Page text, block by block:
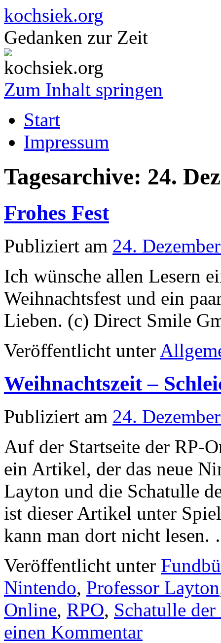
kochsiek.org
Gedanken zur Zeit
Zum Inhalt springen
Start
Impressum
Tagesarchive: 24.
Frohes Fest
Publiziert am 24.
Ich wünsche allen Lesern
Weihnachtsfest und ein
Lieben. (c) Direct Smile
Veröffentlicht unter
Weihnachtszeit –
Publiziert am 24.
Auf der Startseite der RP-
ein Artikel, der das neue
Layton und die Schatulle
ist dieser Artikel unter
kann man dort nicht
Veröffentlicht unter
Nintendo, Professor Layton
Online, RPO, Schatulle der
einen Kommentar